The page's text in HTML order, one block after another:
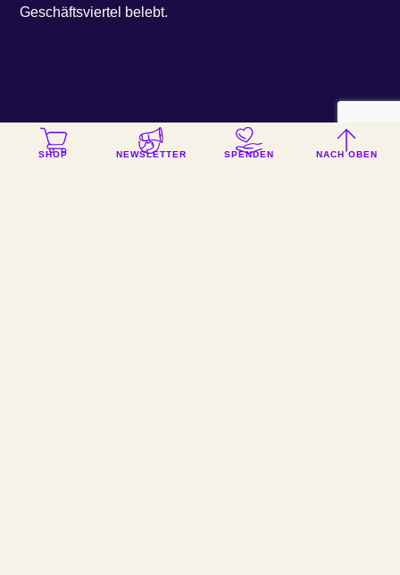
SHOP NEWSLETTER SPENDEN NACH OBEN
Geschäfts­vier­tel belebt.
3. Rena­tu­rie­rung der Innenstädte